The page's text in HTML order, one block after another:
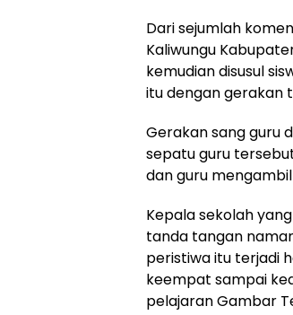
Dari sejumlah
Kaliwungu
kemudian disusul
itu dengan gerakan
Gerakan sang guru
sepatu guru
dan guru
Kepala sekolah
tanda tangan
peristiwa itu terjadi
keempat sampai
pelajaran Gambar